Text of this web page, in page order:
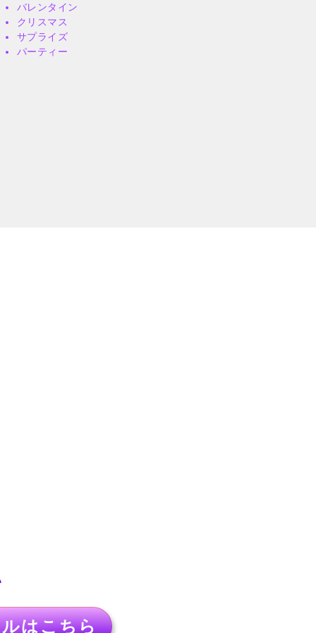
バレンタイン
クリスマス
サプライズ
パーティー
はこちら